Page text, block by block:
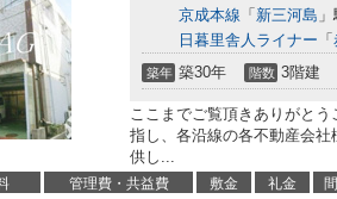
京成本線 「 新三河島
日暮里舎人ライナー 「
築年 築30年 階数 3階建
ここまでご覧頂きありがと
指し、各沿線の各不動産会
供し...
管理費・共益費 敷金 礼金